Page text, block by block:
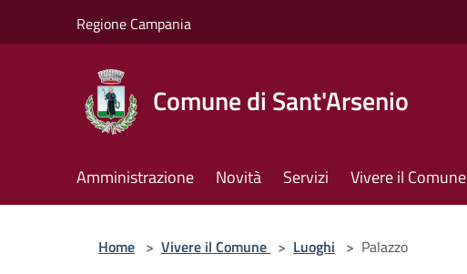
Regione Campania
Comune di Sant'Arsenio
Amministrazione Novità Servizi Vivere il Comune
Home > Vivere il Comune > Luoghi > Palazzo